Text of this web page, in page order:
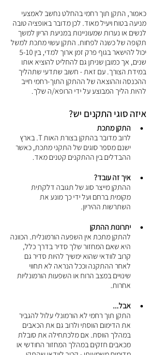
כאמור, התקן תוך רחמי בהחלט נחשב לאמצעי
מניעה בטוח ויעיל מאוד. לכן מדובר באופציה טובה
לנשים או נערות שמעוניינות במניעת הריון למשך
תקופה של כשנה לפחות. התקן עשוי מתכת למשל
שנים, אך כמובן שניתן גם להחליט להוציא אותו
במידת הצורך. עם זאת - חשוב שתדעי שתהליך
ההכנסה וההוצאה של ההתקן התוך-רחמי חייב
להיות הליך המבוצע על ידי הרופא/ה שלך.
איזה סוגי התקנים יש?
התקן מתכת
לרוב מדובר בהתקן בצורת האות T. בארץ
ישנם מספר סוגים של התקני מתכת, כאשר
ההבדלים בין ההתקנים קטנים מאד.
איך זה עובד?
ההתקן מייצר סוג של תגובה דלקתית
מקומית ברחם ועל ידי כך מונע את
השתרשות ההיריון.
יתרונות ההתקן
להתקן מתכת אין השפעה הורמונלית. הכוונה
היא שאם המחזור שלך סדיר בדרך כלל,
קרוב לוודאי שהוא ימשיך להיות סדיר גם
לאחר ההתקנה וככל הנראה לא תחווי
שינויים במצב הרוח או השפעות הורמונליות
אחרות.
אבל...
התקן תוך רחמי לא הורמונלי עלול להגביר
את הדימום הווסתי ולרוב גם את הכאבים
במהלך הווסת. אם מלכתחילה את סובלת
מכאבים חזקים במהלך המחזור החודשי או